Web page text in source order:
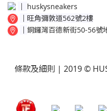
│ huskysneakers
│ 旺角彌敦道562號2樓
│ 銅鑼灣百德新街50-56號
條款及細則 | 2019 ©